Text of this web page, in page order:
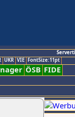
UKR VIE FontSize:11pt
ÖSB FIDE